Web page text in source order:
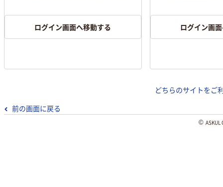
ログイン画面へ移動する ログイン画
どちらのサイトをご
前の画面に戻る
©